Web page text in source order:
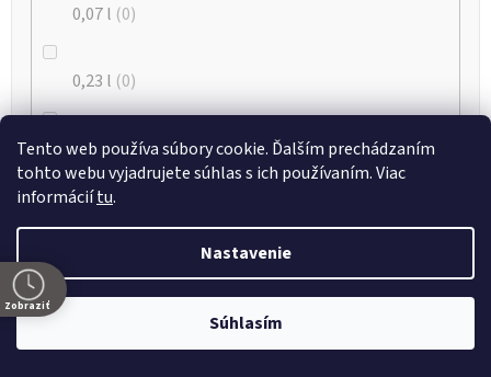
Tento web používa súbory cookie. Ďalším prechádzaním
tohto webu vyjadrujete súhlas s ich používaním. Viac
informáciítu.
Nastavenie
Súhlasím
0,07 l 0
0,23 l 0
0.34 0
0,18 l 0
0,09 l 0
Zobraziť